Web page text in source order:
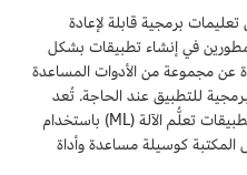
برمجية قابلة لإعادة
في إنشاء تطبيقات بشكل
عن مجموعة من الأدوات المساعدة
للتطبيق عند الحاجة. تُعد
المكتبات خاصة بالمهام، مثل تمكين تطبيقات تعلُّم الآلة (ML) باستخدام
كوسيلة مساعدة وأداة